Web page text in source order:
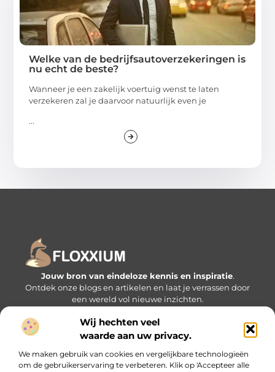
Wij hechten veel
waarde aan uw privacy.
We maken gebruik van cookies en vergelijkbare technologieën
om de gebruikerservaring te verbeteren. Klik op 'Accepteer alle
Welke van de bedrijfsautoverzekeringen is
nu echt de beste?
Wanneer je een zakelijk voertuig wenst te laten
verzekeren zal je daarvoor natuurlijk even je
...
Jouw bron van eindeloze kennis en inspiratie.
Ontdek onze blogs en artikelen en laat je verrassen door
een wereld vol nieuwe inzichten.
Bericht categorie